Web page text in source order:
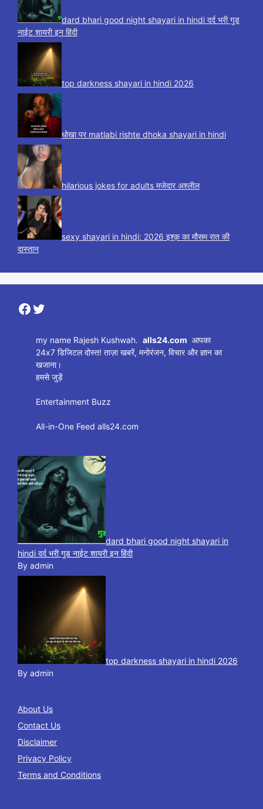
dard bhari good night shayari in hindi दर्द भरी गुड
नाईट शायरी इन हिंदी
top darkness shayari in hindi 2026
धोखा पर matlabi rishte dhoka shayari in hindi
hilarious jokes for adults मजेदार अश्लील
sexy shayari in hindi: 2026 इश्क़ का मौसम रात की
दास्तान
Facebook
Twitter
my name Rajesh Kushwah.alls24.com आपका
24x7 डिजिटल दोस्त! ताज़ा खबरें, मनोरंजन, विचार और ज्ञान का
खजाना।
हमसे जुड़ें
Entertainment Buzz
All-in-One Feed alls24.com
dard bhari good night shayari in
hindi दर्द भरी गुड नाईट शायरी इन हिंदी
By admin
top darkness shayari in hindi 2026
By admin
About Us
Contact Us
Disclaimer
Privacy Policy
Terms and Conditions